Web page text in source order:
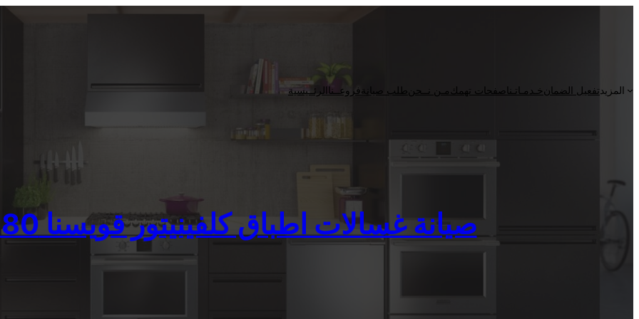
الرئــيسيةفروعــناطلب صيانةمـن نــحنصفحات تهمك خـدمـاتـناتفعيل الضمان المزيد
صيانة غسالات اطباق كلفينيتور قويسنا 01023140280